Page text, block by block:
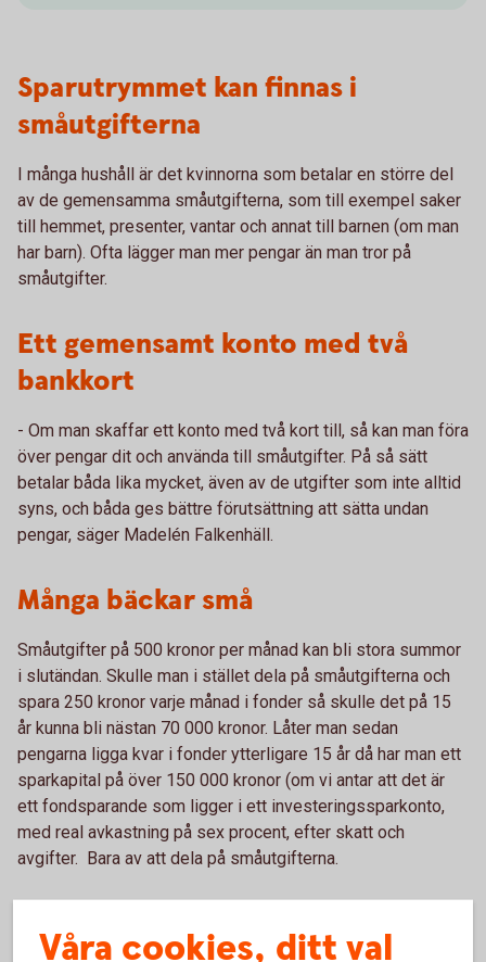
Sparutrymmet kan finnas i
småutgifterna
I många hushåll är det kvinnorna som betalar en större del
av de gemensamma småutgifterna, som till exempel saker
till hemmet, presenter, vantar och annat till barnen (om man
har barn). Ofta lägger man mer pengar än man tror på
småutgifter.
Ett gemensamt konto med två
bankkort
- Om man skaffar ett konto med två kort till, så kan man föra
över pengar dit och använda till småutgifter. På så sätt
betalar båda lika mycket, även av de utgifter som inte alltid
syns, och båda ges bättre förutsättning att sätta undan
pengar, säger Madelén Falkenhäll.
Många bäckar små
Småutgifter på 500 kronor per månad kan bli stora summor
i slutändan. Skulle man i stället dela på småutgifterna och
spara 250 kronor varje månad i fonder så skulle det på 15
år kunna bli nästan 70 000 kronor. Låter man sedan
pengarna ligga kvar i fonder ytterligare 15 år då har man ett
sparkapital på över 150 000 kronor (om vi antar att det är
ett fondsparande som ligger i ett investeringssparkonto,
med real avkastning på sex procent, efter skatt och
avgifter. Bara av att dela på småutgifterna.
Jämställt sparande under
Våra cookies, ditt val